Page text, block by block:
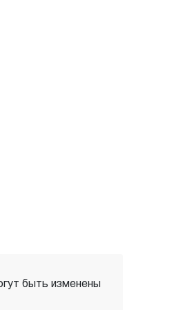
быть изменены